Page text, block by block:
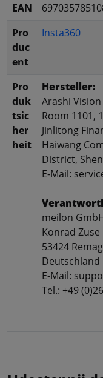
EAN
Pro
duc
ent
Insta360
Pro
duk
tsic
her
heit
Hersteller:
Arashi Vision
Room 1101,
Jinlitong
Haiwang
District,
E-Mail:
meilon
Konrad Zuse
53424
Deutschland
E-Mail:
Tel.: +49